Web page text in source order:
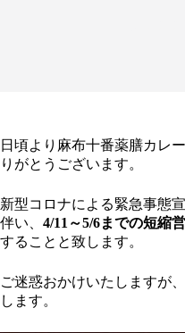
日頃より麻布十番薬膳カレ
りがとうございます。
新型コロナによる緊急事態
伴い、 4/11～5/6までの短縮
することと致します。
ご迷惑おかけいたしますが
します。